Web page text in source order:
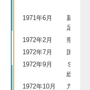
1971年6月
新農業
足
1972年2月
県工業
1972年7月
国鉄高
1972年9月
ＳＡＰ
総理大
1972年10月
九州縦